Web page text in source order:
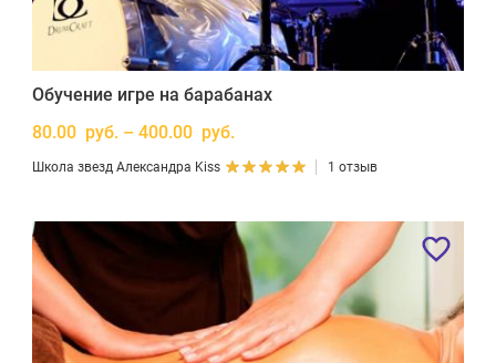
Обучение игре на барабанах
80.00 руб. – 400.00 руб.
Школа звезд Александра Kiss 1 отзыв